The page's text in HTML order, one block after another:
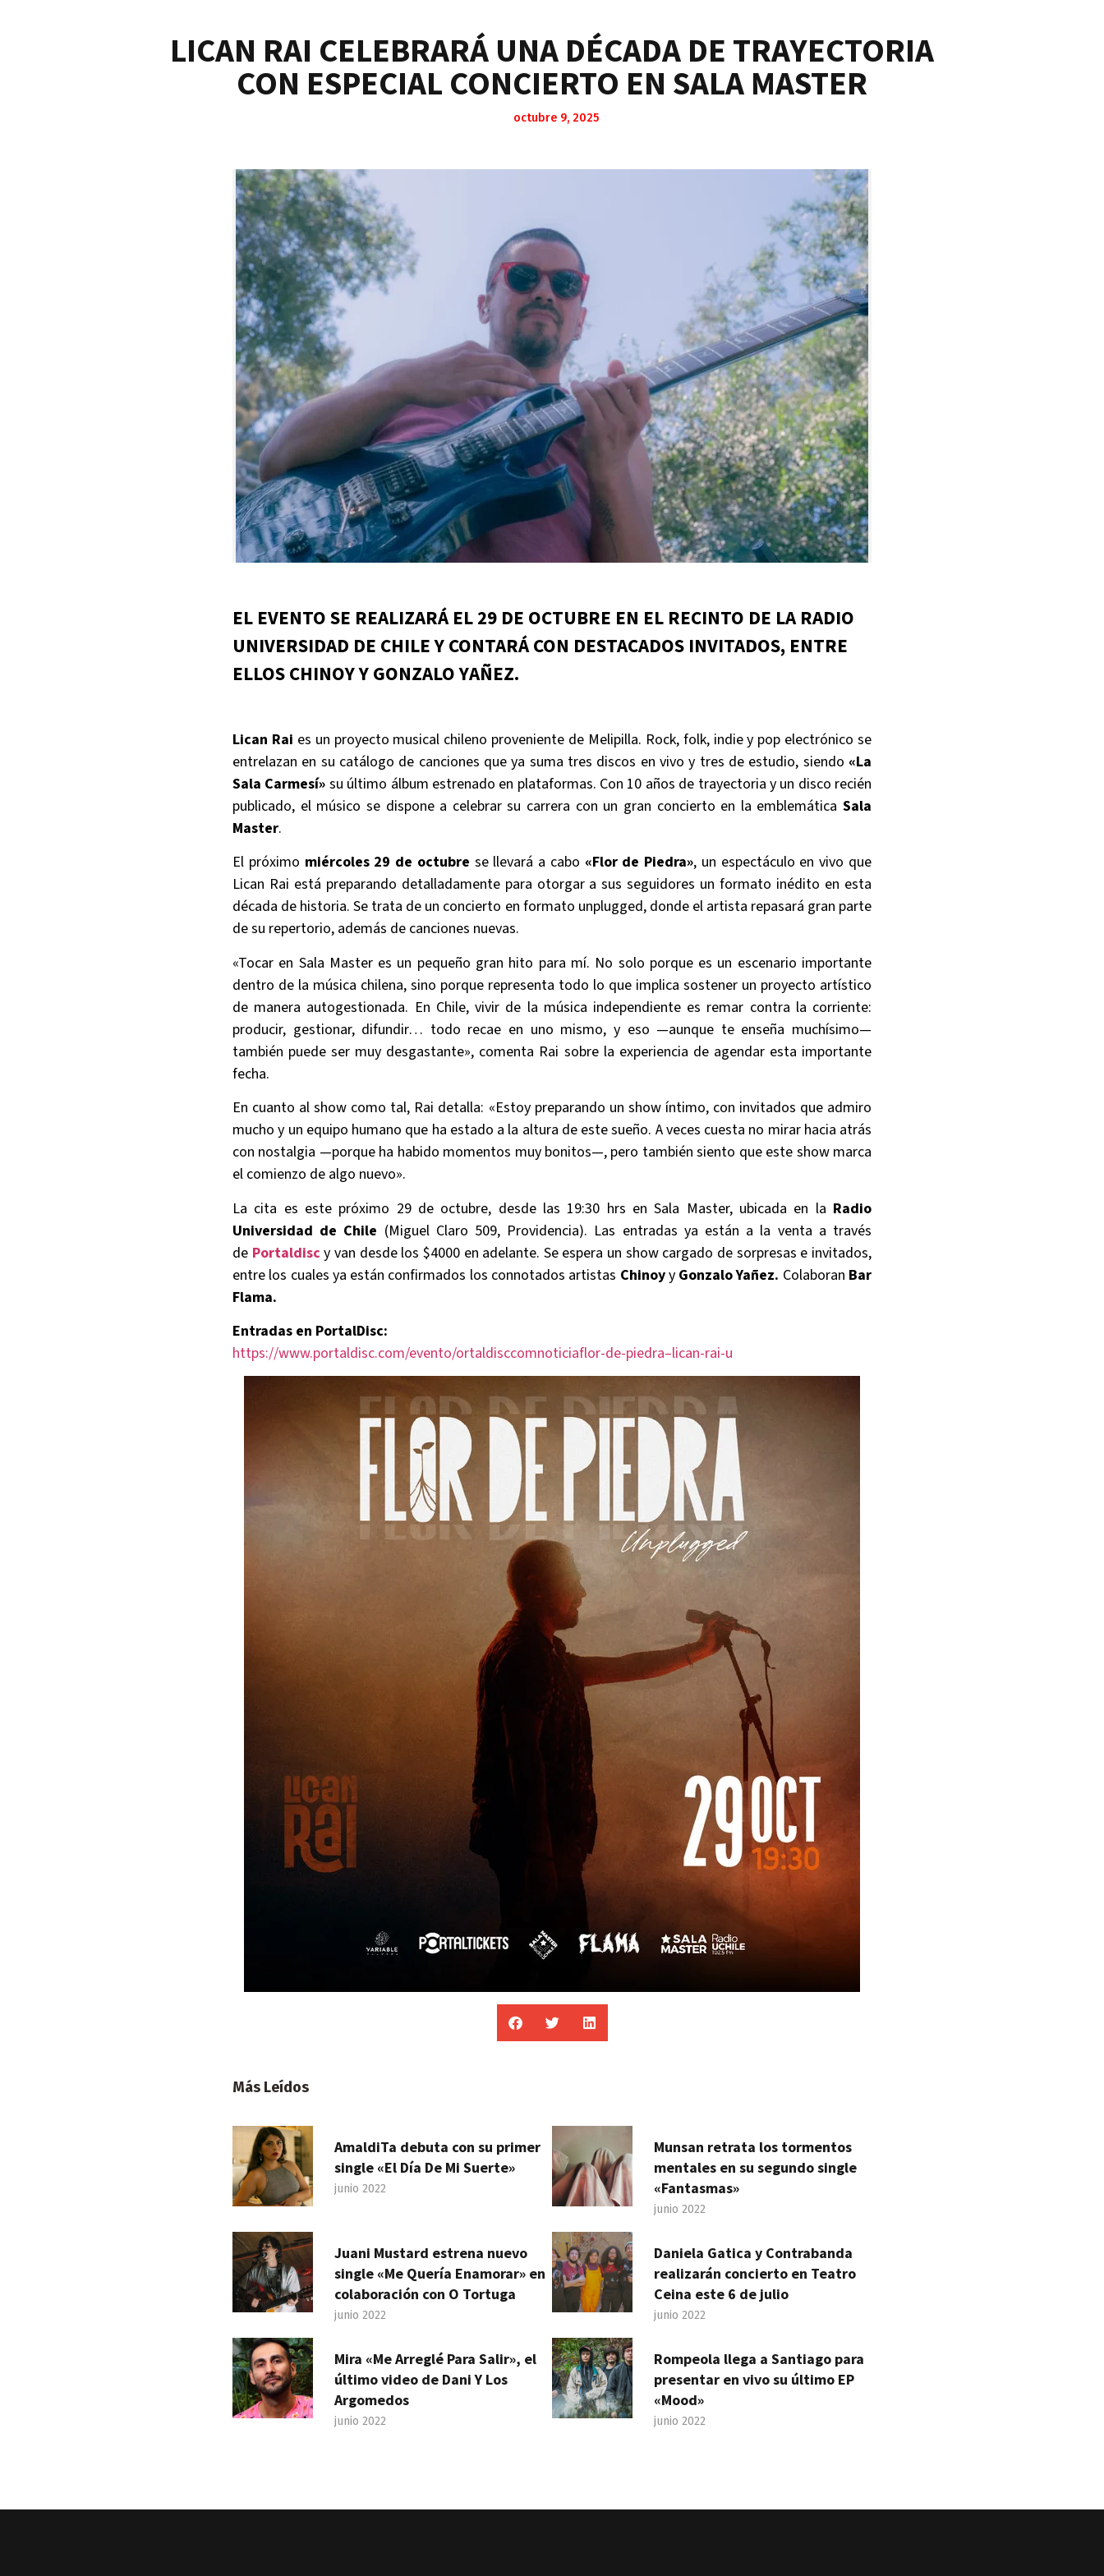
LICAN RAI CELEBRARÁ UNA DÉCADA DE TRAYECTORIA
CON ESPECIAL CONCIERTO EN SALA MASTER
octubre 9, 2025
EL EVENTO SE REALIZARÁ EL 29 DE OCTUBRE EN EL RECINTO DE LA RADIO
UNIVERSIDAD DE CHILE Y CONTARÁ CON DESTACADOS INVITADOS, ENTRE
ELLOS CHINOY Y GONZALO YAÑEZ.
Lican Rai es un proyecto musical chileno proveniente de Melipilla. Rock, folk, indie y pop electrónico se
entrelazan en su catálogo de canciones que ya suma tres discos en vivo y tres de estudio, siendo «La
Sala Carmesí» su último álbum estrenado en plataformas. Con 10 años de trayectoria y un disco recién
publicado, el músico se dispone a celebrar su carrera con un gran concierto en la emblemática Sala
Master.
El próximo miércoles 29 de octubre se llevará a cabo «Flor de Piedra», un espectáculo en vivo que
Lican Rai está preparando detalladamente para otorgar a sus seguidores un formato inédito en esta
década de historia. Se trata de un concierto en formato unplugged, donde el artista repasará gran parte
de su repertorio, además de canciones nuevas.
«Tocar en Sala Master es un pequeño gran hito para mí. No solo porque es un escenario importante
dentro de la música chilena, sino porque representa todo lo que implica sostener un proyecto artístico
de manera autogestionada. En Chile, vivir de la música independiente es remar contra la corriente:
producir, gestionar, difundir… todo recae en uno mismo, y eso —aunque te enseña muchísimo—
también puede ser muy desgastante», comenta Rai sobre la experiencia de agendar esta importante
fecha.
En cuanto al show como tal, Rai detalla: «Estoy preparando un show íntimo, con invitados que admiro
mucho y un equipo humano que ha estado a la altura de este sueño. A veces cuesta no mirar hacia atrás
con nostalgia —porque ha habido momentos muy bonitos—, pero también siento que este show marca
el comienzo de algo nuevo».
La cita es este próximo 29 de octubre, desde las 19:30 hrs en Sala Master, ubicada en la Radio
Universidad de Chile (Miguel Claro 509, Providencia). Las entradas ya están a la venta a través
de Portaldiscy van desde los $4000 en adelante. Se espera un show cargado de sorpresas e invitados,
entre los cuales ya están confirmados los connotados artistas ChinoyyGonzalo Yañez. Colaboran Bar
Flama.
Entradas en PortalDisc:
https://www.portaldisc.com/evento/ortaldisccomnoticiaflor-de-piedra–lican-rai-u
Más Leídos
AmaldiTa debuta con su primer
single «El Día De Mi Suerte»
junio 2022
Munsan retrata los tormentos
mentales en su segundo single
«Fantasmas»
junio 2022
Juani Mustard estrena nuevo
single «Me Quería Enamorar» en
colaboración con O Tortuga
junio 2022
Daniela Gatica y Contrabanda
realizarán concierto en Teatro
Ceina este 6 de julio
junio 2022
Mira «Me Arreglé Para Salir», el
último video de Dani Y Los
Argomedos
junio 2022
Rompeola llega a Santiago para
presentar en vivo su último EP
«Mood»
junio 2022